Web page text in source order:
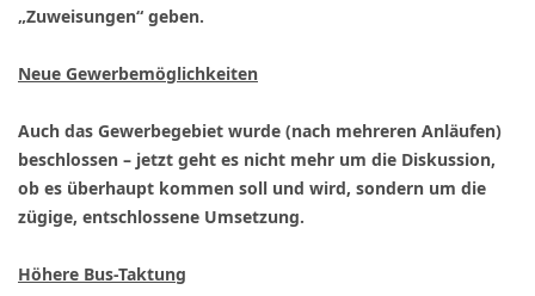
„Zuweisungen“ geben.
Neue Gewerbemöglichkeiten
Auch das Gewerbegebiet wurde (nach mehreren Anläufen)
beschlossen – jetzt geht es nicht mehr um die Diskussion,
ob es überhaupt kommen soll und wird, sondern um die
zügige, entschlossene Umsetzung.
Höhere Bus-Taktung